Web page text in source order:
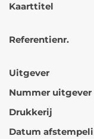
Kaarttitel
Referentienr.
Uitgever
Nummer uitgever
Drukkerij
Datum